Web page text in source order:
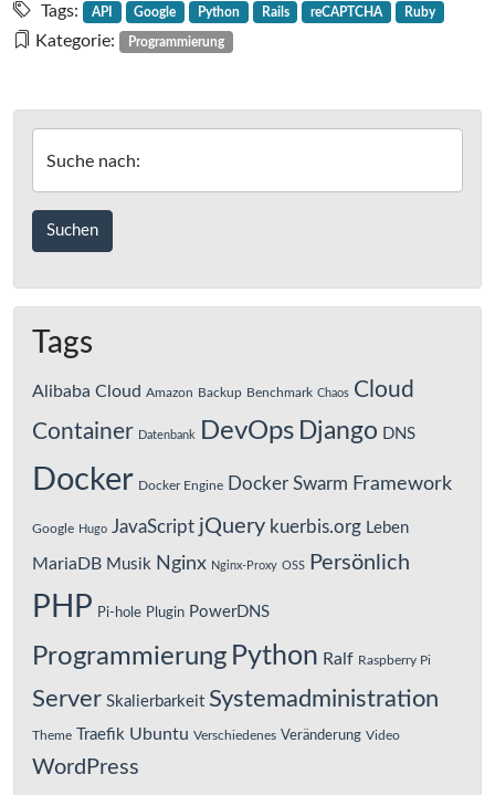
Version
2
Tags: API Google Python Rails reCAPTCHA Ruby
Kategorie: Programmierung
Suche nach:
Tags
Alibaba Cloud Amazon Backup Benchmark Chaos Cloud
Container Datenbank DevOps Django DNS
Docker Docker Engine Docker Swarm Framework
Google Hugo JavaScript jQuery kuerbis.org Leben
MariaDB Musik Nginx Nginx-Proxy OSS Persönlich
PHP Pi-hole Plugin PowerDNS
Programmierung Python Ralf Raspberry Pi
Server Skalierbarkeit Systemadministration
Theme Traefik Ubuntu Verschiedenes Veränderung Video
WordPress